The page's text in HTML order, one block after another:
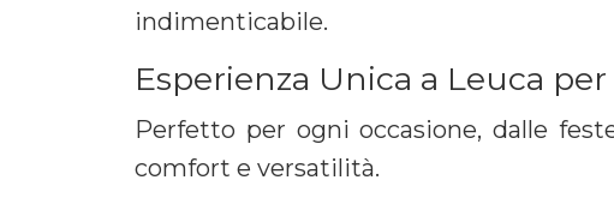
indimenticabile.
Esperienza Unica a Leuca
Perfetto per ogni occasione, dalle
comfort e versatilità.